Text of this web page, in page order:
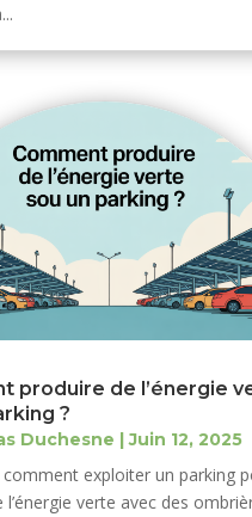
produire de l’énergie
?
Duchesne |Juin 12, 2025
exploiter un parking
l’énergie verte avec des